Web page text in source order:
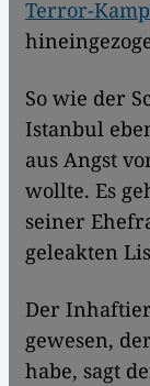
Terror-
So wie der
Istanbul
aus Angst
wollte. Es
seiner
geleakten
Der
gewesen,
habe, sagt